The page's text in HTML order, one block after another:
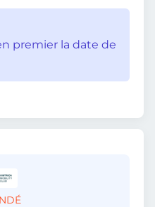
premier la date de